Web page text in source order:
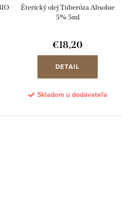
Éterický olej Tuberóza Absolue
5% 5ml
€18,20
DETAIL
Skladom u dodávateľa